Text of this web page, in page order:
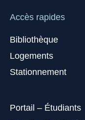
Accès rapides
Bibliothèque
Logements
Stationnement
Portail – Étudiants